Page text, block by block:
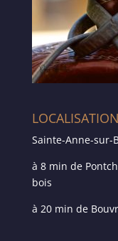
LOCALISATION
Sainte-Anne-sur-
à 8 min de
bois
à 20 min de